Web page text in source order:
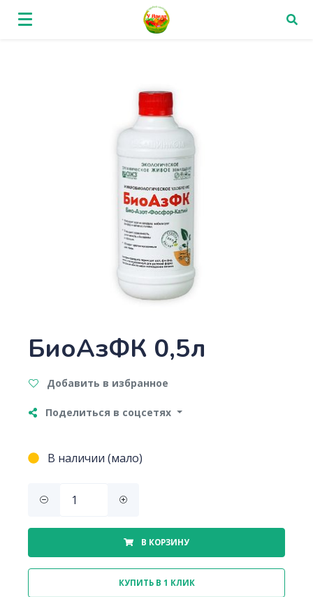
БиоАзФК 0,5л
Добавить в избранное
Поделиться в соцсетях
В наличии (мало)
В КОРЗИНУ
КУПИТЬ В 1 КЛИК